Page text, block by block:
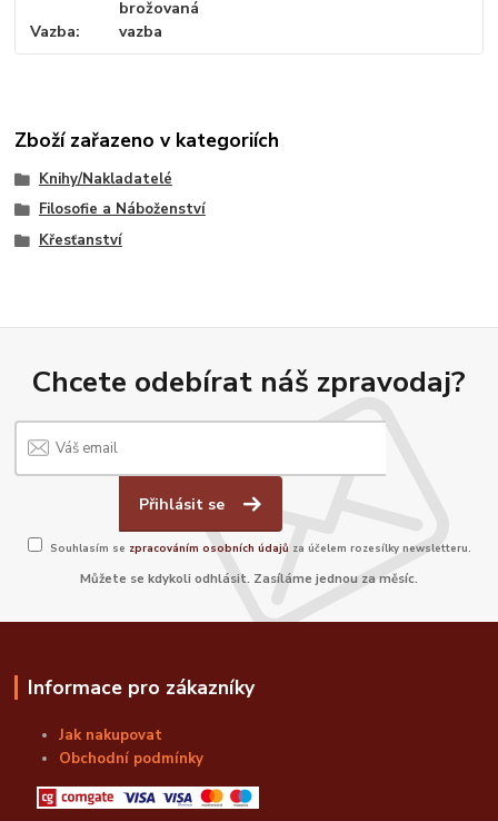
Vazba
brožovaná
vazba
Zboží zařazeno v kategoriích
Knihy/Nakladatelé
Filosofie a Náboženství
Křesťanství
Chcete odebírat náš zpravodaj?
Přihlásit se
Souhlasím se zpracováním osobních údajů za účelem rozesílky newsletteru.
Můžete se kdykoli odhlásit. Zasíláme jednou za měsíc.
Informace pro zákazníky
Jak nakupovat
Obchodní podmínky